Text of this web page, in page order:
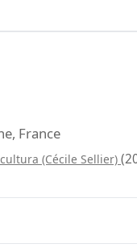
France
(Cécile Sellier)